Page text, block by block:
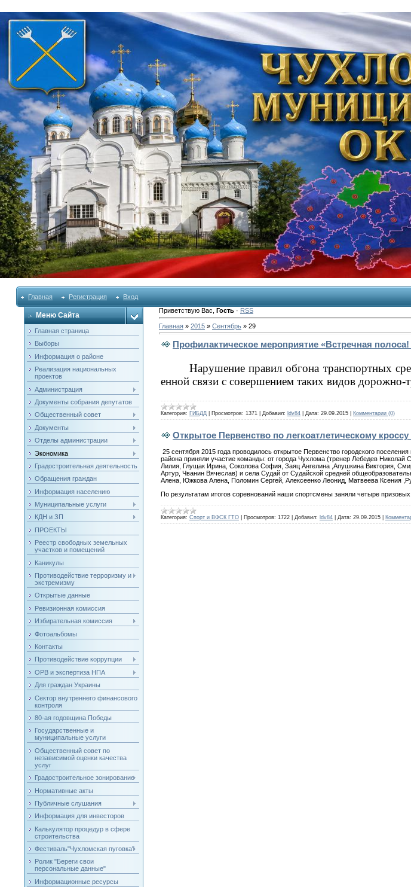
Главная Регистрация Вход
Меню Сайта
Главная страница
Выборы
Информация о районе
Реализация национальных
проектов
Администрация
Документы собрания депутатов
Общественный совет
Документы
Отделы администрации
Экономика
Градостроительная деятельность
Обращения граждан
Информация населению
Муниципальные услуги
КДН и ЗП
ПРОЕКТЫ
Реестр свободных земельных
участков и помещений
Каникулы
Противодействие терроризму и
экстремизму
Открытые данные
Ревизионная комиссия
Избирательная комиссия
Фотоальбомы
Контакты
Противодействие коррупции
ОРВ и экспертиза НПА
Для граждан Украины
Сектор внутреннего финансового
контроля
80-ая годовщина Победы
Государственные и
муниципальные услуги
Общественный совет по
независимой оценки качества
услуг
Градостроительное зонирование
Нормативные акты
Публичные слушания
Информация для инвесторов
Калькулятор процедур в сфере
строительства
Фестиваль"Чухломская пуговка"
Ролик "Береги свои
персональные данные"
Информационные ресурсы
Приветствую Вас Гость· RSS
Главная» 2015 » Сентябрь » 29
Профилактическое мероприятие «Встречная
Нарушение правил обгона транспортных
енной связи с совершением таких видов дорожно-
Категория: ГИБДД Просмотров: 1371 Добавил: ldv84 Дата: 29.09.2015 Комментарии (0)
Открытое Первенство по легкоатлетическому
25 сентября 2015 года проводилось открытое Первенство городского
района приняли участие команды: от города Чухлома (тренер Лебедев Николай
Лилия, Глущак Ирина, Соколова София, Заяц Ангелина ,Апушкина Виктория,
Артур, Чванин Вячеслав) и села Судай от Судайской средней
Алена, Южкова Алена, Поломин Сергей, Алексеенко Леонид, Матвеева Ксения
По результатам итогов соревнований наши спортсмены заняли четыре
Категория: Спорт и ВФСК ГТО Просмотров: 1722 Добавил: ldv84 Дата: 29.09.2015